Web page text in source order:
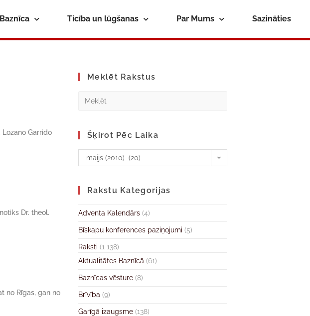
Baznīca Ticība un lūgšanas Par Mums Sazināties
Garrido
Dr. theol.
no Rīgas, gan no
Meklēt Rakstus
Šķirot Pēc Laika
maijs (2010) (20)
Rakstu Kategorijas
Adventa Kalendārs (4)
Bīskapu konferences paziņojumi (5)
Raksti (1 138)
Aktualitātes Baznīcā (61)
Baznīcas vēsture (8)
Brīvība (9)
Garīgā izaugsme (138)